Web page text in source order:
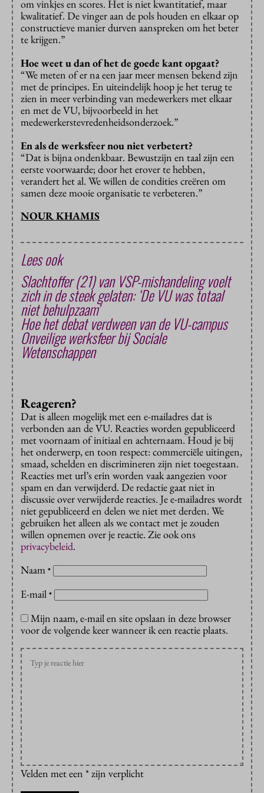
om vinkjes en scores. Het is niet kwantitatief, maar
kwalitatief. De vinger aan de pols houden en elkaar op
constructieve manier durven aanspreken om het beter
te krijgen.”
Hoe weet u dan of het de goede kant opgaat?
“We meten of er na een jaar meer mensen bekend zijn
met de principes. En uiteindelijk hoop je het terug te
zien in meer verbinding van medewerkers met elkaar
en met de VU, bijvoorbeeld in het
medewerkerstevredenheidsonderzoek.”
En als de werksfeer nou niet verbetert?
“Dat is bijna ondenkbaar. Bewustzijn en taal zijn een
eerste voorwaarde; door het erover te hebben,
verandert het al. We willen de condities creëren om
samen deze mooie organisatie te verbeteren.”
NOUR KHAMIS
Lees ook
Slachtoffer (21) van VSP-mishandeling voelt
zich in de steek gelaten: ‘De VU was totaal
niet behulpzaam’
Hoe het debat verdween van de VU-campus
Onveilige werksfeer bij Sociale
Wetenschappen
Reageren?
Dat is alleen mogelijk met een e-mailadres dat is
verbonden aan de VU. Reacties worden gepubliceerd
met voornaam of initiaal en achternaam. Houd je bij
het onderwerp, en toon respect: commerciële uitingen,
smaad, schelden en discrimineren zijn niet toegestaan.
Reacties met url’s erin worden vaak aangezien voor
spam en dan verwijderd. De redactie gaat niet in
discussie over verwijderde reacties. Je e-mailadres wordt
niet gepubliceerd en delen we niet met derden. We
gebruiken het alleen als we contact met je zouden
willen opnemen over je reactie. Zie ook ons
privacybeleid.
Naam *
E-mail *
Mijn naam, e-mail en site opslaan in deze browser
voor de volgende keer wanneer ik een reactie plaats.
Velden met een * zijn verplicht